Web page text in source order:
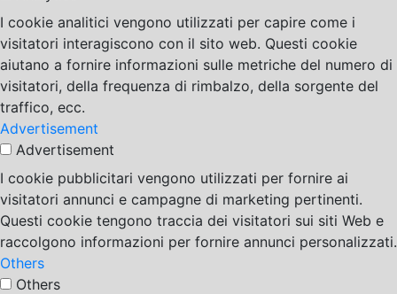
I cookie analitici vengono utilizzati per capire come i
visitatori interagiscono con il sito web. Questi cookie
aiutano a fornire informazioni sulle metriche del numero di
visitatori, della frequenza di rimbalzo, della sorgente del
traffico, ecc.
Advertisement
Advertisement
I cookie pubblicitari vengono utilizzati per fornire ai
visitatori annunci e campagne di marketing pertinenti.
Questi cookie tengono traccia dei visitatori sui siti Web e
raccolgono informazioni per fornire annunci personalizzati.
Others
Others